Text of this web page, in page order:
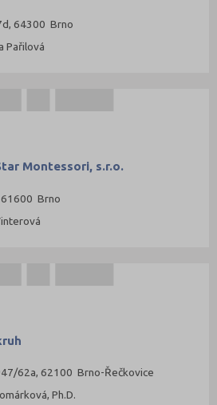
64300 Brno
Pařilová
Montessori, s.r.o.
Brno
62a, 62100 Brno-Řečkovice
Ph.D.